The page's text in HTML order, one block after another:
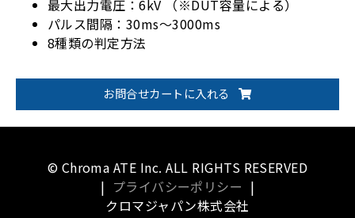
最大出力電圧：6kV （※DUT容量による）
パルス間隔：30ms～3000ms
8種類の判定方法
お問合せカートに入れる
© Chroma ATE Inc. ALL RIGHTS RESERVED
| プライバシーポリシー |
クロマジャパン株式会社